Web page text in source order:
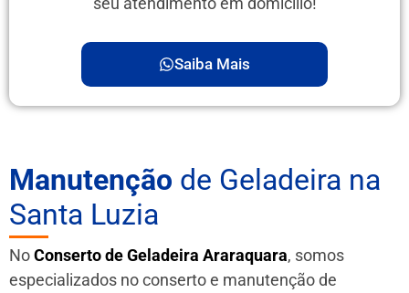
Saiba Mais
Manutenção de Geladeira na
Santa Luzia
NoConserto de Geladeira Araraquara, somos
especializados no conserto e manutenção de